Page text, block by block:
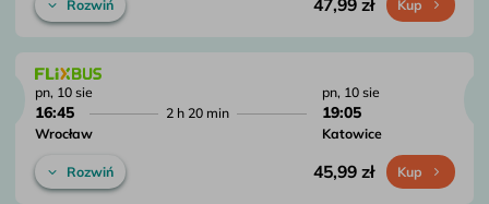
Rozwiń 47,99 zł Kup
pn, 10 sie
16:45
2 h 20 min
Wrocław
pn, 10 sie
19:05
Katowice
Rozwiń 45,99 zł Kup